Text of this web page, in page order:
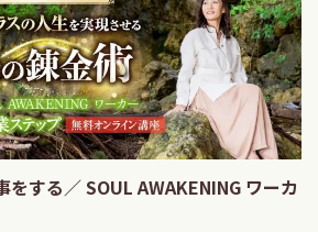
する／ SOUL AWAKENING ワーカ